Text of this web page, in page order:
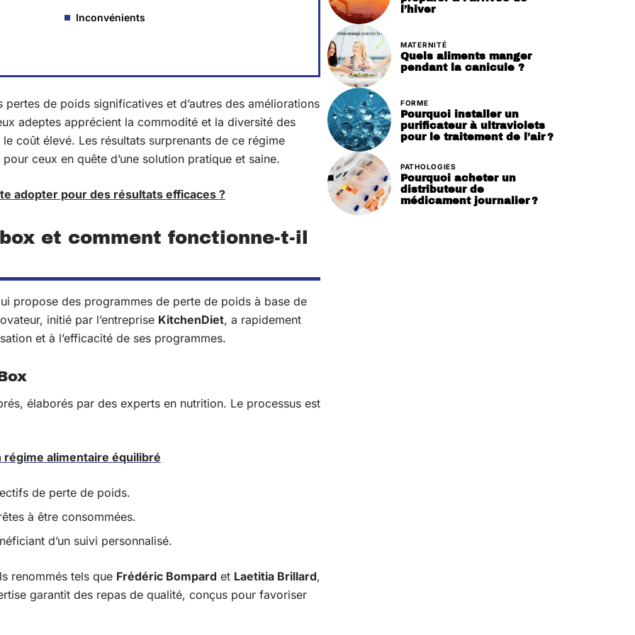
Inconvénients
de poids significatives et d’autres des améliorations
adeptes apprécient la commodité et la diversité des
coût élevé. Les résultats surprenants de ce régime
ceux en quête d’une solution pratique et saine.
adopter pour des résultats efficaces ?
et comment fonctionne-t-il
propose des programmes de perte de poids à base de
initié par l’entreprise KitchenDiet, a rapidement
et à l’efficacité de ses programmes.
élaborés par des experts en nutrition. Le processus est
régime alimentaire équilibré
de perte de poids.
à être consommées.
d’un suivi personnalisé.
renommés tels que Frédéric Bompard et Laetitia Brillard,
garantit des repas de qualité, conçus pour favoriser
l’hiver
MATERNITÉ
Quels aliments manger
pendant la canicule ?
FORME
Pourquoi installer un
purificateur à ultraviolets
pour le traitement de l’air ?
PATHOLOGIES
Pourquoi acheter un
distributeur de
médicament journalier ?